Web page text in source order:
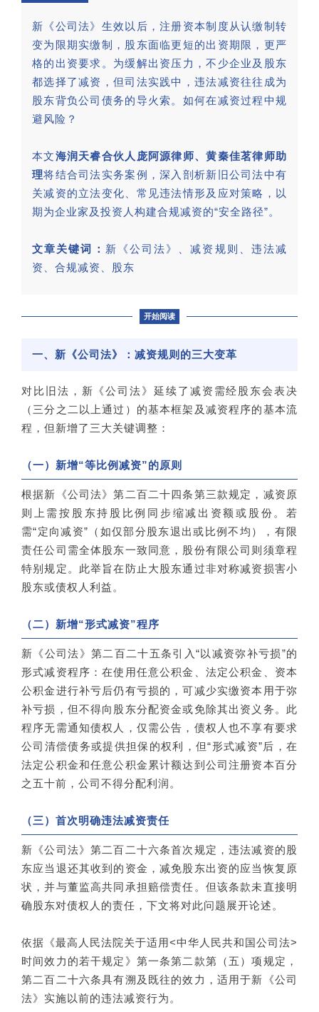
新《公司法》生效以后，注册资本制度从认缴制转
变为限期实缴制，股东面临更短的出资期限，更严
格的出资要求。为缓解出资压力，不少企业及股东
都选择了减资，但司法实践中，违法减资往往成为
股东背负公司债务的导火索。如何在减资过程中规
避风险？
本文海润天睿合伙人庞阿源律师、黄秦佳茗律师助
理将结合司法实务案例，深入剖析新旧公司法中有
关减资的立法变化、常见违法情形及应对策略，以
期为企业家及投资人构建合规减资的“安全路径”。
文章关键词： 新《公司法》、减资规则、违法减
资、合规减资、股东
开始阅读
一、新《公司法》：减资规则的三大变革
对比旧法，新《公司法》延续了减资需经股东会表决
（三分之二以上通过）的基本框架及减资程序的基本流
程，但新增了三大关键调整：
（一）新增“等比例减资”的原则
根据新《公司法》第二百二十四条第三款规定，减资原
则上需按股东持股比例同步缩减出资额或股份。若
需“定向减资”（如仅部分股东退出或比例不均），有限
责任公司需全体股东一致同意，股份有限公司则须章程
特别规定。此举旨在防止大股东通过非对称减资损害小
股东或债权人利益。
（二）新增“形式减资”程序
新《公司法》第二百二十五条引入“以减资弥补亏损”的
形式减资程序：在使用任意公积金、法定公积金、资本
公积金进行补亏后仍有亏损的，可减少实缴资本用于弥
补亏损，但不得向股东分配资金或免除其出资义务。此
程序无需通知债权人，仅需公告，债权人也不享有要求
公司清偿债务或提供担保的权利，但“形式减资”后，在
法定公积金和任意公积金累计额达到公司注册资本百分
之五十前，公司不得分配利润。
（三）首次明确违法减资责任
新《公司法》第二百二十六条首次规定，违法减资的股
东应当退还其收到的资金，减免股东出资的应当恢复原
状，并与董监高共同承担赔偿责任。但该条款未直接明
确股东对债权人的责任，下文将对此问题展开论述。
依据《最高人民法院关于适用<中华人民共和国公司法>
时间效力的若干规定》第一条第二款第（五）项规定，
第二百二十六条具有溯及既往的效力，适用于新《公司
法》实施以前的违法减资行为。